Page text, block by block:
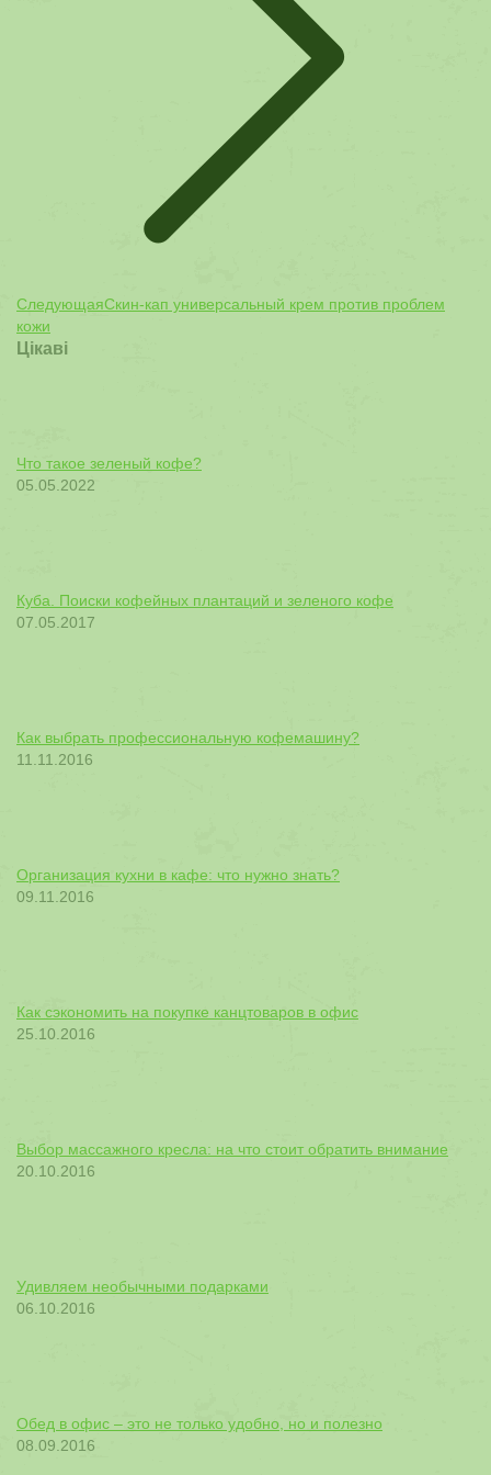
СледующаяСледующая
Скин-кап универсальный крем против проблем
кожи
Цікаві
Что такое зеленый кофе?
05.05.2022
Куба. Поиски кофейных плантаций и зеленого кофе
07.05.2017
Как выбрать профессиональную кофемашину?
11.11.2016
Организация кухни в кафе: что нужно знать?
09.11.2016
Как сэкономить на покупке канцтоваров в офис
25.10.2016
Выбор массажного кресла: на что стоит обратить внимание
20.10.2016
Удивляем необычными подарками
06.10.2016
Обед в офис – это не только удобно, но и полезно
08.09.2016